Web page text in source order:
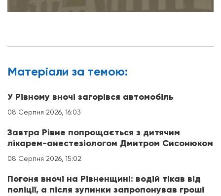
Матерiали за темою:
У Рівному вночі загорівся автомобіль
08 Серпня 2026, 16:03
Завтра Рівне попрощається з дитячим
лікарем-анестезіологом Дмитром Сисонюком
08 Серпня 2026, 15:02
Погоня вночі на Рівненщині: водій тікав від
поліції, а після зупинки запропонував гроші